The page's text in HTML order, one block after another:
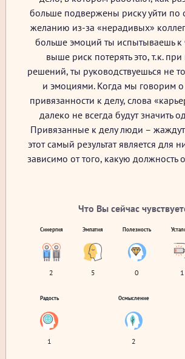
больше подвержены риску уйти по
желанию из-за «нерадивых»
больше эмоций ты испытываешь к
выше риск потерять это, т.к.
решений, ты руководствуешься не
и эмоциями. Когда мы говорим
привязанности к делу, слова
далеко не всегда будут значить
Привязанные к делу люди – жаждут
этот самый результат является для
зависимо от того, какую должность
Что Вы сейчас
Синергия
2
Эмпатия
5
Полезность
0 1
Радость
1
Осмысление
2